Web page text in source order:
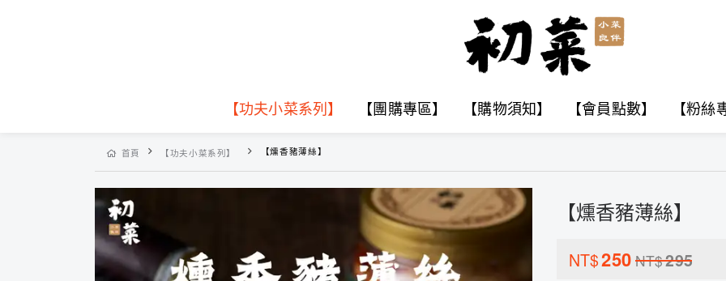
【功夫小菜系列】 【團購專區】 【購物須知】 【會員點數】 【粉絲
首頁 【功夫小菜系列】 【燻香豬薄絲】
【燻香豬薄絲】
NT$250 NT$295